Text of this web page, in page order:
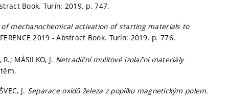
Book. Turín: 2019. p. 747.
mechanochemical activation of starting materials to
2019 - Abstract Book. Turín: 2019. p. 776.
MÁSILKO, J. Netradiční mulitové izolační materiály
J. Separace oxidů železa z popílku magnetickým polem.